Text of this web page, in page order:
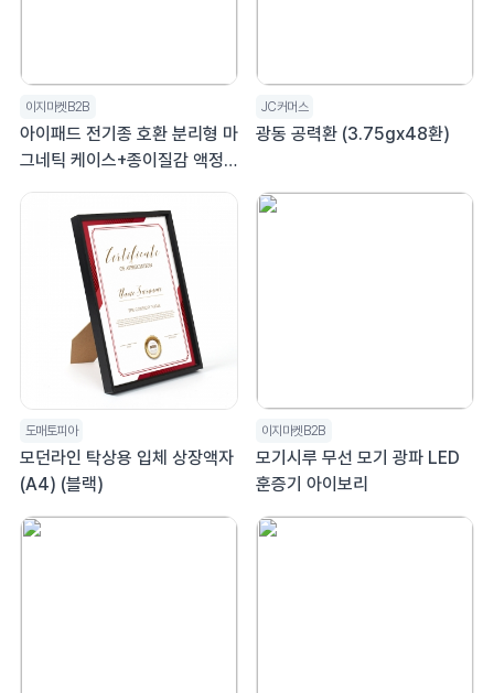
이지마켓B2B
아이패드 전기종 호환 분리형 마
그네틱 케이스+종이질감 액정
필름 1매
JC커머스
광동 공력환 (3.75gx48환)
도매토피아
모던라인 탁상용 입체 상장액자
(A4) (블랙)
이지마켓B2B
모기시루 무선 모기 광파 LED
훈증기 아이보리